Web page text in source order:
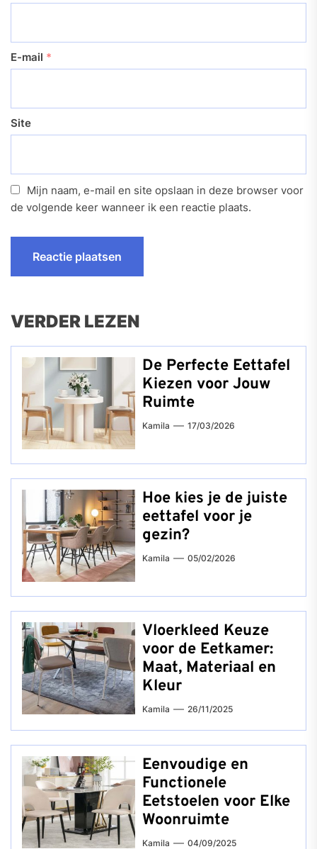
E-mail *
Site
Mijn naam, e-mail en site opslaan in deze browser voor
de volgende keer wanneer ik een reactie plaats.
VERDER LEZEN
De Perfecte Eettafel
Kiezen voor Jouw
Ruimte
Kamila 17/03/2026
Hoe kies je de juiste
eettafel voor je
gezin?
Kamila 05/02/2026
Vloerkleed Keuze
voor de Eetkamer:
Maat, Materiaal en
Kleur
Kamila 26/11/2025
Eenvoudige en
Functionele
Eetstoelen voor Elke
Woonruimte
Kamila 04/09/2025